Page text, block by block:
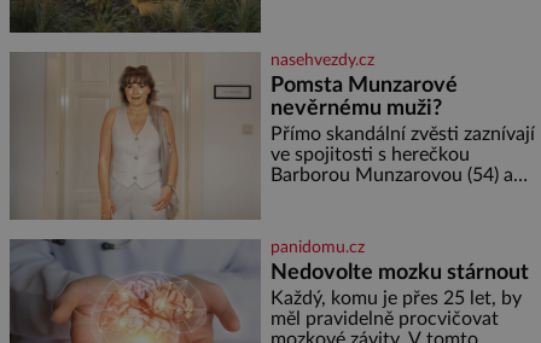
medu – zhruba jednu čajovou
lžičku. Sama o sobě se může
zdát bezvýznamná. Teprve když
se spojí s dalšími desítkami tisíc
příslušnic svého včelstva,
vznikne jeden z
nejdokonalejších organismů
nasehvezdy.cz
Pomsta Munzarové
nevěrnému muži?
Přímo skandální zvěsti zaznívají
ve spojitosti s herečkou
Barborou Munzarovou (54) a
viděna s jakýmsi sympaťákem, s
nímž se velmi družně, až d
panidomu.cz
Nedovolte mozku stárnout
Každý, komu je přes 25 let, by
měl pravidelně procvičovat
mozkové závity. V tomto